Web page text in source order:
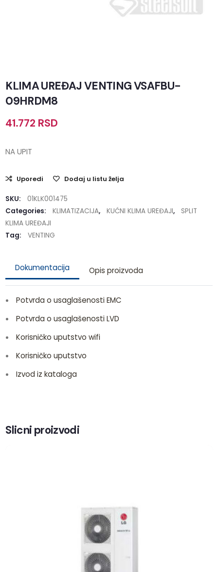
KLIMA UREĐAJ VENTING VSAFBU-
09HRDM8
41.772 RSD
NA UPIT
Uporedi Dodaj u listu želja
SKU:
01KLK001475
Categories:
KLIMATIZACIJA, KUĆNI KLIMA UREĐAJI,
SPLIT
KLIMA UREĐAJI
Tag:
VENTING
Dokumentacija Opis proizvoda
Potvrda o usaglašenosti EMC
Potvrda o usaglašenosti LVD
Korisničko uputstvo wifi
Korisničko uputstvo
Izvod iz kataloga
Slicni proizvodi